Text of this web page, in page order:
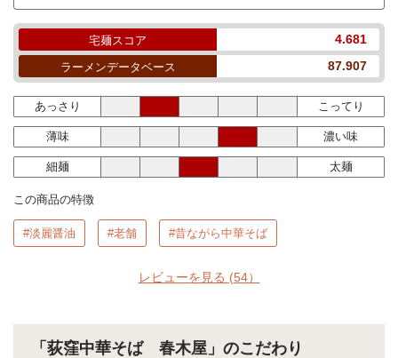
宅麺スコア 4.681
ラーメンデータベース 87.907
あっさり こってり
薄味 濃い味
細麺 太麺
この商品の特徴
#淡麗醤油 #老舗 #昔ながら中華そば
レビューを見る (54）
「荻窪中華そば 春木屋」のこだわり